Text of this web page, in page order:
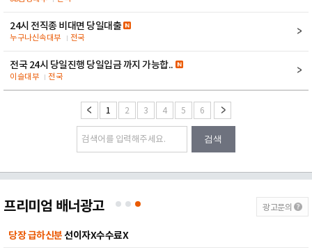
24시 전직종 비대면 당일대출
누구나신속대부 전국
전국 24시 당일진행 당일입금 까지 가능합..
이슬대부 전국
1 2 3 4 5 6
검색
프리미엄 배너광고 광고문의
당장 급하신분 선이자X수수료X